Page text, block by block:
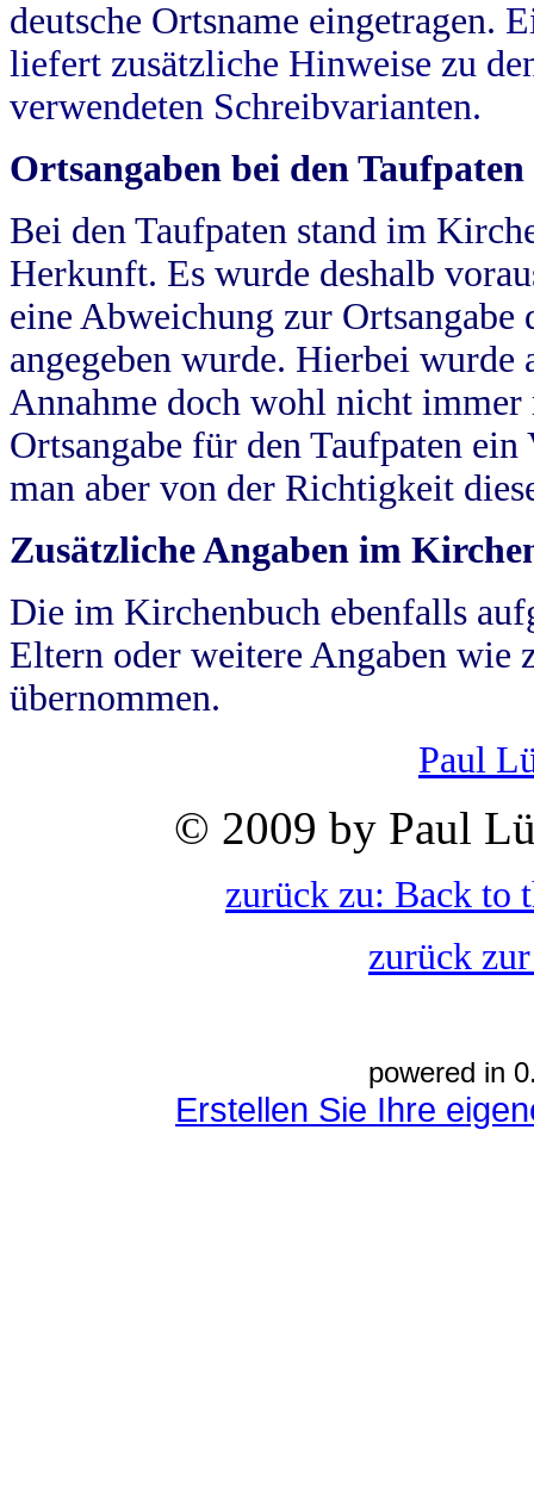
deutsche Ortsname eingetragen.
liefert zusätzliche Hinweise zu
verwendeten Schreibvarianten.
Ortsangaben bei den Taufpaten
Bei den Taufpaten stand im
Herkunft. Es wurde deshalb
eine Abweichung zur
angegeben wurde. Hierbei wurde
Annahme doch wohl nicht
Ortsangabe für den Taufpaten
man aber von der Richtigkeit
Zusätzliche Angaben im
Die im Kirchenbuch ebenfalls
Eltern oder weitere Angaben wie
übernommen.
Paul
© 2009 by Paul
zurück zu: Back to
zurück
powered in
Erstellen Sie Ihre